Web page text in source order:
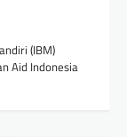
(IBM)
Aid Indonesia